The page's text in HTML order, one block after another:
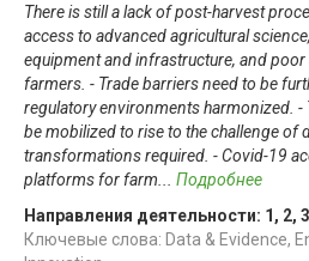
There is still a lack of post-harvest
access to advanced agricultural
equipment and infrastructure, and
farmers. - Trade barriers need to be
regulatory environments harmonized. -
be mobilized to rise to the challenge of
transformations required. - Covid-19
platforms for farm
Подробнее
Направления деятельности: 1 , 2, 3
Ключевые слова: Data & Evidence,